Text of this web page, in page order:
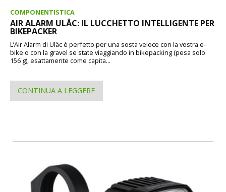
COMPONENTISTICA
AIR ALARM ULÄC: IL LUCCHETTO INTELLIGENTE PER
BIKEPACKER
L’Air Alarm di Uläc è perfetto per una sosta veloce con la vostra e-
bike o con la gravel se state viaggiando in bikepacking (pesa solo
156 g), esattamente come capita...
CONTINUA A LEGGERE